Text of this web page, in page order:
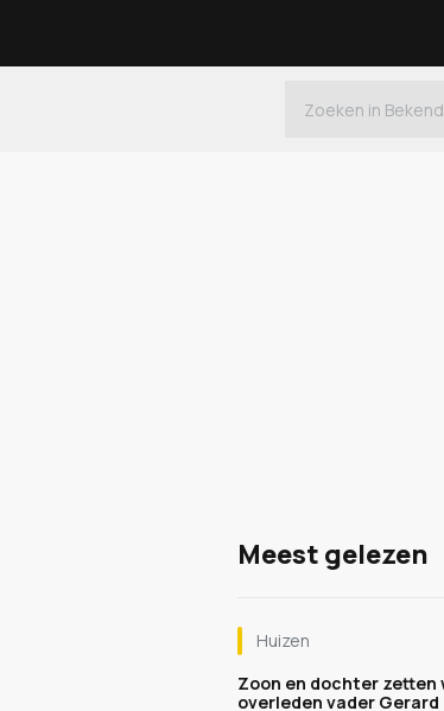
Meest gelezen
Huizen
Zoon en dochter zetten
overleden vader